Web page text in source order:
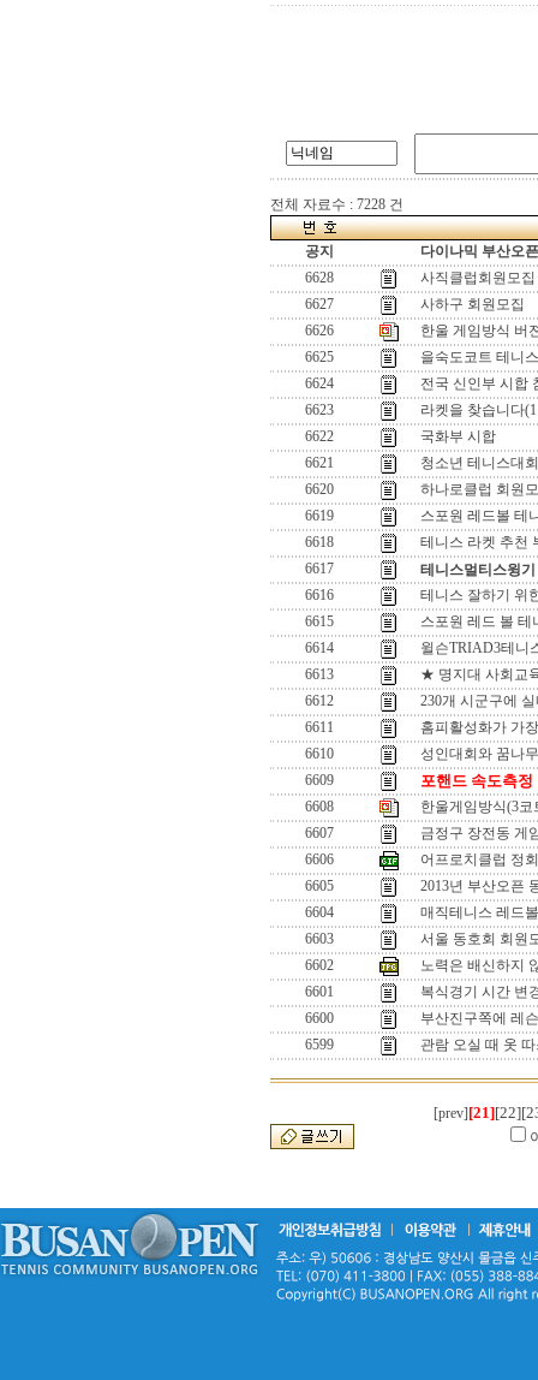
전체 자료수 : 7228 건
공지
다이나믹 부산오
6628
사직클럽회원모집
6627
사하구 회원모집
6626
한울 게임방식 버
6625
을숙도코트 테니
6624
전국 신인부 시합
6623
라켓을 찾습니다
6622
국화부 시합
6621
청소년 테니스대회
6620
하나로클럽 회원
6619
스포원 레드볼 테
6618
테니스 라켓 추천
6617
테니스멀티스윙
6616
테니스 잘하기 위
6615
스포원 레드 볼 테
6614
윌슨TRIAD3테니
6613
★ 명지대 사회교
6612
230개 시군구에
6611
홈피활성화가 가
6610
성인대회와 꿈나
6609
포핸드 속도측정
6608
한울게임방식(3코
6607
금정구 장전동 게
6606
어프로치클럽 정
6605
2013년 부산오픈
6604
매직테니스 레드
6603
서울 동호회 회원
6602
노력은 배신하지
6601
복식경기 시간 변
6600
부산진구쪽에 레
6599
관람 오실 때 옷
[prev] [21][22]